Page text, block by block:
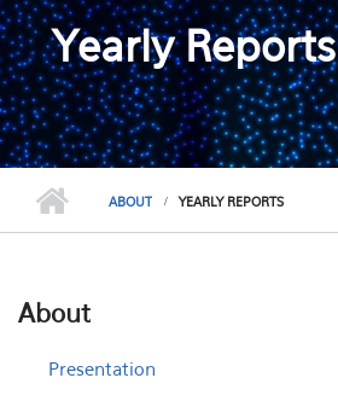
Yearly Reports
ABOUT YEARLY REPORTS
About
Presentation